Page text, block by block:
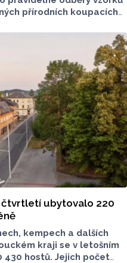
přírodních koupacích
Poděbrady (KO
Krajskou
kraje (KHS)
se sídlem v Ostravě,
v Olomouci.
čtvrtletí ubytovalo 220
kempech a dalších
kraji se v letošním
hostů. Jejich počet